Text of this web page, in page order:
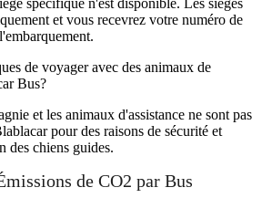
et vous recevrez votre numéro de
de voyager avec des animaux de
Bus?
et les animaux d'assistance ne sont pas
pour des raisons de sécurité et
des chiens guides.
de CO2 par Bus